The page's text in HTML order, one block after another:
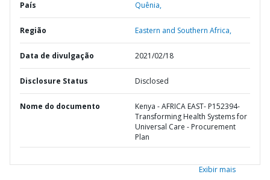
País Quênia,
Região Eastern and Southern Africa,
Data de divulgação 2021/02/18
Disclosure Status Disclosed
Nome do documento
Kenya - AFRICA EAST- P152394-
Transforming Health Systems for
Universal Care - Procurement
Plan
Exibir mais